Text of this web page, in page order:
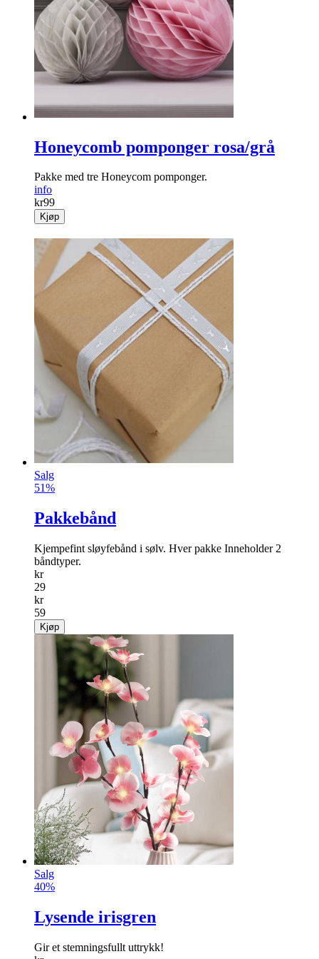
Honeycomb pomponger rosa/grå
Pakke med tre Honeycom pomponger.
info
kr99
Kjøp
Salg
51%
Pakkebånd
Kjempefint sløyfebånd i sølv. Hver pakke Inneholder 2
båndtyper.
kr
29
kr
59
Kjøp
Salg
40%
Lysende irisgren
Gir et stemningsfullt uttrykk!